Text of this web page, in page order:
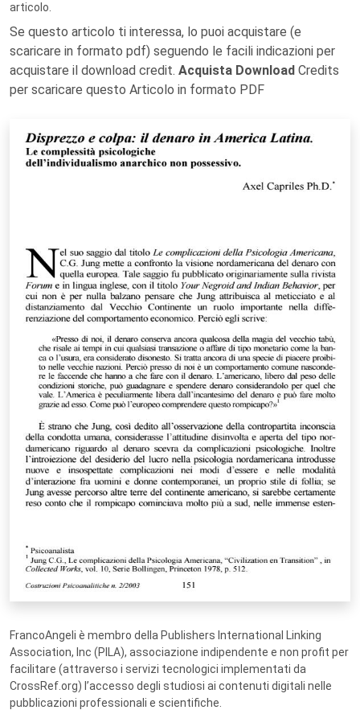
articolo.
Se questo articolo ti interessa, lo puoi acquistare (e
scaricare in formato pdf) seguendo le facili indicazioni per
acquistare il download credit. Acquista Download Credits
per scaricare questo Articolo in formato PDF
FrancoAngeli è membro della Publishers International Linking
Association, Inc (PILA), associazione indipendente e non profit per
facilitare (attraverso i servizi tecnologici implementati da
CrossRef.org) l’accesso degli studiosi ai contenuti digitali nelle
pubblicazioni professionali e scientifiche.